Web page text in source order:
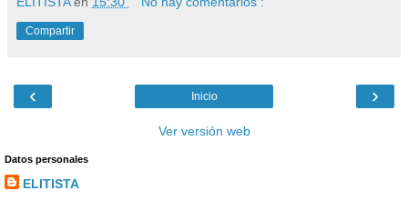
Compartir
‹ ›
Inicio
Ver versión web
Datos personales
ELITISTA